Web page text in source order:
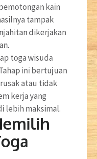
kain
tampak
dikerjakan
toga wisuda
ini bertujuan
atau tidak
kerja yang
lebih maksimal.